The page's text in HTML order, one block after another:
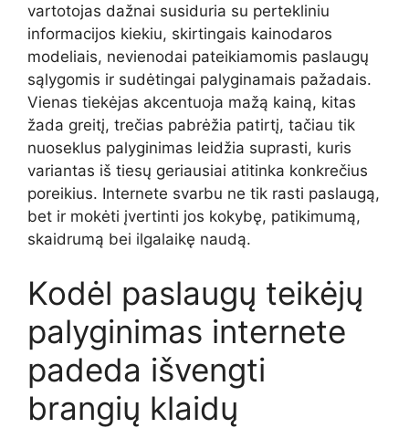
vartotojas dažnai susiduria su pertekliniu
informacijos kiekiu, skirtingais kainodaros
modeliais, nevienodai pateikiamomis paslaugų
sąlygomis ir sudėtingai palyginamais pažadais.
Vienas tiekėjas akcentuoja mažą kainą, kitas
žada greitį, trečias pabrėžia patirtį, tačiau tik
nuoseklus palyginimas leidžia suprasti, kuris
variantas iš tiesų geriausiai atitinka konkrečius
poreikius. Internete svarbu ne tik rasti paslaugą,
bet ir mokėti įvertinti jos kokybę, patikimumą,
skaidrumą bei ilgalaikę naudą.
Kodėl paslaugų teikėjų
palyginimas internete
padeda išvengti
brangių klaidų